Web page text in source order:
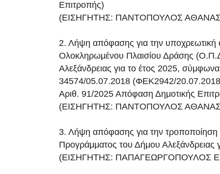
Επιτροπής)
(ΕΙΣΗΓΗΤΗΣ: ΠΑΝΤΟΠΟΥΛΟΣ
2. Λήψη απόφασης για την
Ολοκληρωμένου Πλαισίου Δράσης
Αλεξάνδρειας για το έτος 2025,
34574/05.07.2018 (ΦΕΚ2942/
Αριθ. 91/2025 Απόφαση Δημοτικής
(ΕΙΣΗΓΗΤΗΣ: ΠΑΝΤΟΠΟΥΛΟΣ
3. Λήψη απόφασης για την τροποποίηση
Προγράμματος του Δήμου Αλεξάνδρειας
(ΕΙΣΗΓΗΤΗΣ: ΠΑΠΑΓΕΩΡΓΟΠΟΥΛΟΣ